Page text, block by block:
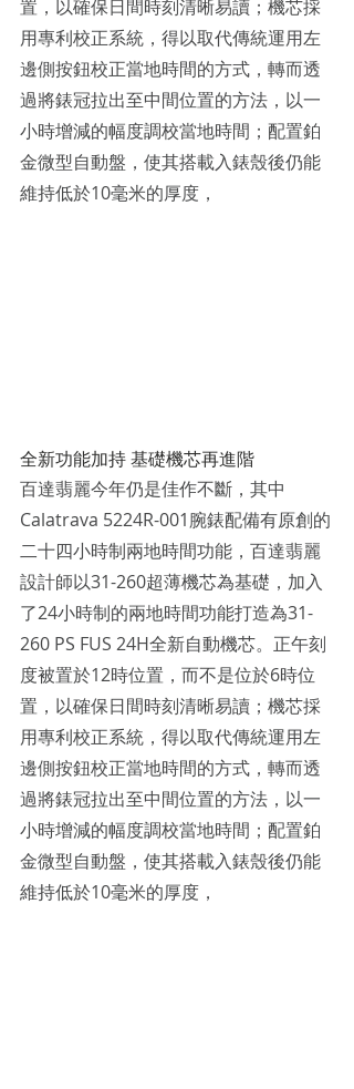
置，以確保日間時刻清晰易讀；機芯採
用專利校正系統，得以取代傳統運用左
邊側按鈕校正當地時間的方式，轉而透
過將錶冠拉出至中間位置的方法，以一
小時增減的幅度調校當地時間；配置鉑
金微型自動盤，使其搭載入錶殼後仍能
維持低於10毫米的厚度，
全新功能加持 基礎機芯再進階
百達翡麗今年仍是佳作不斷，其中
Calatrava 5224R-001腕錶配備有原創的
二十四小時制兩地時間功能，百達翡麗
設計師以31-260超薄機芯為基礎，加入
了24小時制的兩地時間功能打造為31-
260 PS FUS 24H全新自動機芯。正午刻
度被置於12時位置，而不是位於6時位
置，以確保日間時刻清晰易讀；機芯採
用專利校正系統，得以取代傳統運用左
邊側按鈕校正當地時間的方式，轉而透
過將錶冠拉出至中間位置的方法，以一
小時增減的幅度調校當地時間；配置鉑
金微型自動盤，使其搭載入錶殼後仍能
維持低於10毫米的厚度，